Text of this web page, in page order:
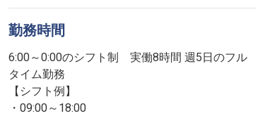
勤務時間
6:00～0:00のシフト制 実働8時間 週5日のフル
タイム勤務
【シフト例】
・09:00～18:00